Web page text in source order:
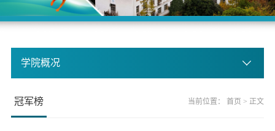
学院概况
冠军榜 当前位置：首页 > 正文